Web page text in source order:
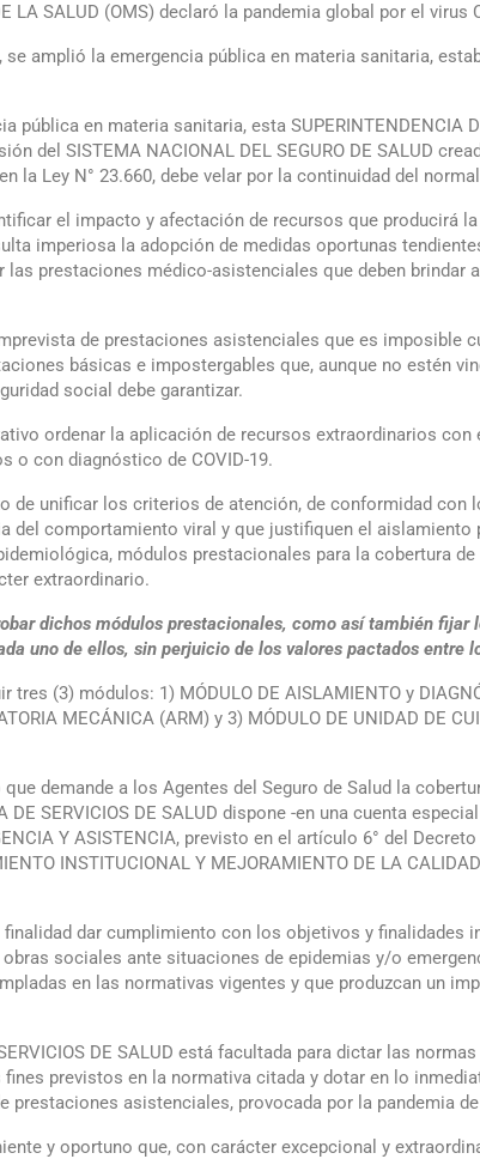
LA SALUD (OMS) declaró la pandemia global por el virus
amplió la emergencia pública en materia sanitaria,
pública en materia sanitaria, esta SUPERINTENDENCIA
del SISTEMA NACIONAL DEL SEGURO DE SALUD
la Ley N° 23.660, debe velar por la continuidad del
el impacto y afectación de recursos que producirá
imperiosa la adopción de medidas oportunas
las prestaciones médico-asistenciales que deben
de prestaciones asistenciales que es imposible
básicas e impostergables que, aunque no estén
social debe garantizar.
ordenar la aplicación de recursos extraordinarios
o con diagnóstico de COVID-19.
de unificar los criterios de atención, de conformidad con
del comportamiento viral y que justifiquen el aislamiento
módulos prestacionales para la cobertura
extraordinario.
dichos módulos prestacionales, como así también
uno de ellos, sin perjuicio de los valores pactados entre
(3) módulos: 1) MÓDULO DE AISLAMIENTO y
MECÁNICA (ARM) y 3) MÓDULO DE UNIDAD DE
demande a los Agentes del Seguro de Salud la
DE SERVICIOS DE SALUD dispone -en una cuenta
Y ASISTENCIA, previsto en el artículo 6° del
INSTITUCIONAL Y MEJORAMIENTO DE LA
dar cumplimiento con los objetivos y finalidades
sociales ante situaciones de epidemias y/o
en las normativas vigentes y que produzcan un
DE SALUD está facultada para dictar las
previstos en la normativa citada y dotar en lo
prestaciones asistenciales, provocada por la pandemia de
y oportuno que, con carácter excepcional y